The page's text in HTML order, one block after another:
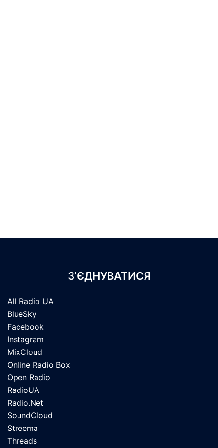
З’ЄДНУВАТИСЯ
All Radio UA
BlueSky
Facebook
Instagram
MixCloud
Online Radio Box
Open Radio
RadioUA
Radio.Net
SoundCloud
Streema
Threads